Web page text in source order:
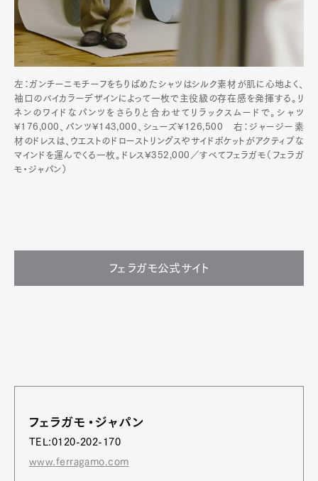
左：ガンチーニモチーフをちりばめたシャツはシルク素材が肌に心地よく、
袖口のバイカラーデザインによって一枚で主役級の存在感を発揮する。リ
ネンのワイドなパンツをさらりと合わせてリラックスムードで。シャツ
¥176,000、パンツ¥143,000、シューズ¥126,500 右：ジャージー素
材のドレスは、ウエストのドローストリングスやサイドポケットがアクティブな
マインドを運んでくる一枚。ドレス¥352,000／すべてフェラガモ（フェラガ
モ・ジャパン）
フェラガモ公式サイト
フェラガモ・ジャパン
TEL:0120-202-170
www.ferragamo.com